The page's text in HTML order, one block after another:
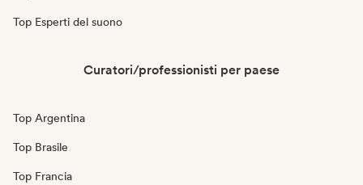
Top Esperti del suono
Curatori/professionisti per paese
Top Argentina
Top Brasile
Top Francia